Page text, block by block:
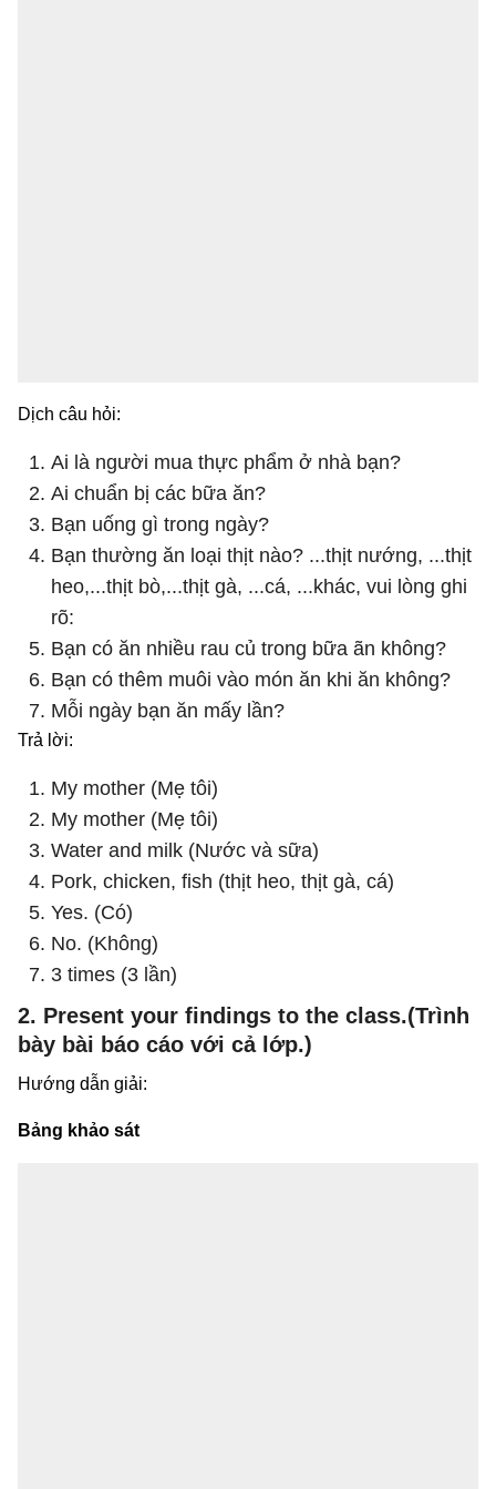
Dịch câu hỏi:
Ai là người mua thực phẩm ở nhà bạn?
Ai chuẩn bị các bữa ăn?
Bạn uống gì trong ngày?
Bạn thường ăn loại thịt nào? ...thịt nướng, ...thịt
heo,...thịt bò,...thịt gà, ...cá, ...khác, vui lòng ghi
rõ:
Bạn có ăn nhiều rau củ trong bữa ãn không?
Bạn có thêm muôi vào món ăn khi ăn không?
Mỗi ngày bạn ăn mấy lần?
Trả lời:
My mother (Mẹ tôi)
My mother (Mẹ tôi)
Water and milk (Nước và sữa)
Pork, chicken, fish (thịt heo, thịt gà, cá)
Yes. (Có)
No. (Không)
3 times (3 lần)
2. Present your findings to the class.(Trình
bày bài báo cáo với cả lớp.)
Hướng dẫn giải:
Bảng khảo sát